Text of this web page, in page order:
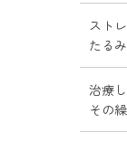
スト
たる
とし穴
治療
その